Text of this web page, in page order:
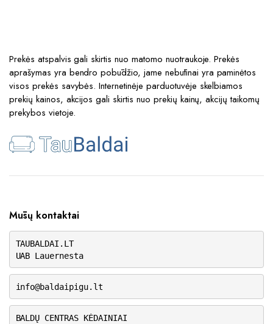
Prekės atspalvis gali skirtis nuo matomo nuotraukoje. Prekės
aprašymas yra bendro pobūdžio, jame nebūtinai yra paminėtos
visos prekės savybės. Internetinėje parduotuvėje skelbiamos
prekių kainos, akcijos gali skirtis nuo prekių kainų, akcijų taikomų
prekybos vietoje.
Mūsų kontaktai
TAUBALDAI.LT
UAB Lauernesta
info@baldaipigu.lt
BALDŲ CENTRAS KĖDAINIAI